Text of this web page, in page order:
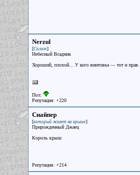
Nerzul
[Салат]
Небесный Всадник
Хороший, плохой... У кого винтовка — тот и прав.
Пол:
Репутация: +220
Снайпер
[который живет на крыше]
Прирожденный Джаец
Король крыш
Репутация: +214